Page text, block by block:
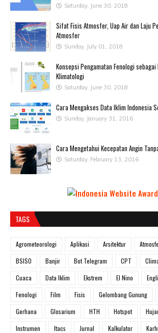
Saturday, June 30, 2018
Sifat Fisis Atmosfer, Uap Air dan Laju
Atmosfer
Sunday, July 01, 2018
Konsepsi Pengamatan Fenologi
Klimatologi
Saturday, June 30, 2018
Cara Mengakses Data Iklim Indonesia
Sunday, January 31, 2016
Cara Mengetahui Kecepatan Angin
Saturday, February 13, 2016
TAGS
Agrometeorologi Aplikasi Arsitektur
BSISO
Banjir Bot Telegram CPT
Cuaca
Data Iklim Ekstrem El Nino
Fenologi
Film Fisis Gelombang Gunung
Gerhana
Glosarium HTH Hotspot
Instrumen
Itacs Jurnal Kalkulator